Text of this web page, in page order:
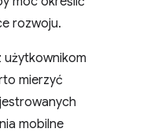
rozwoju.
użytkownikom
mierzyć
mobilne